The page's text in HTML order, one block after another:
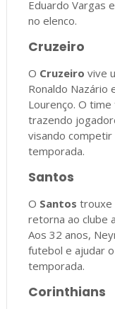
Eduardo Vargas
no elenco.
Cruzeiro
O Cruzeiro vive
Ronaldo Nazário
Lourenço. O
trazendo
visando
temporada.
Santos
O Santos trouxe
retorna ao clube
Aos 32 anos,
futebol e ajudar
temporada.
Corinthians